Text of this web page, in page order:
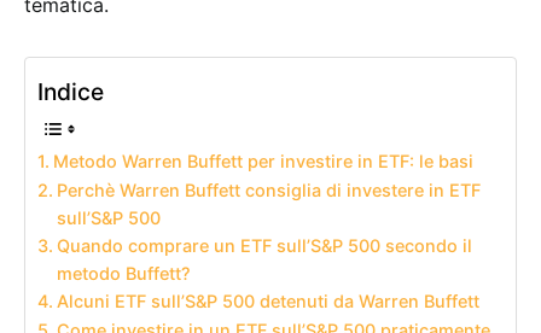
tematica.
Indice
Metodo Warren Buffett per investire in ETF: le basi
Perchè Warren Buffett consiglia di investere in ETF
sull’S&P 500
Quando comprare un ETF sull’S&P 500 secondo il
metodo Buffett?
Alcuni ETF sull’S&P 500 detenuti da Warren Buffett